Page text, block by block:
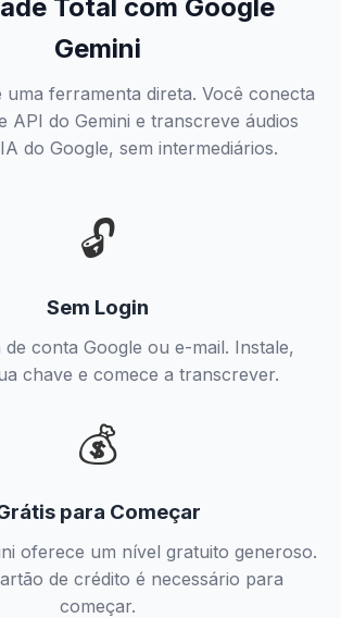
Total com Google
Gemini
uma ferramenta direta. Você conecta
API do Gemini e transcreve áudios
do Google, sem intermediários.
🔓
Sem Login
de conta Google ou e-mail. Instale,
chave e comece a transcrever.
💰
para Começar
oferece um nível gratuito generoso.
de crédito é necessário para
começar.